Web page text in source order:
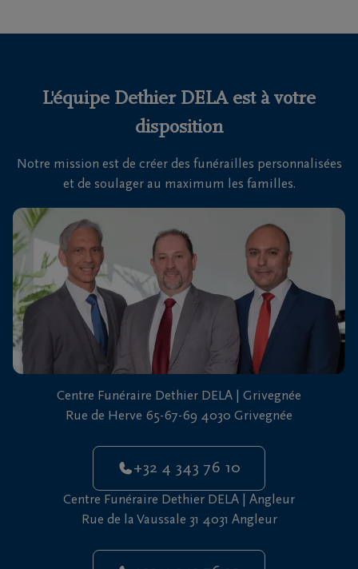
funéraires
fréquemment
Nous
sommes
là pour
vous
24h/24
+32
4
343
76
10
Grivegnée
L'équipe Dethier DELA est à votre
disposition
Notre mission est de créer des funérailles personnalisées
et de soulager au maximum les familles.
Centre Funéraire Dethier DELA | Grivegnée
Rue de Herve 65-67-69 4030 Grivegnée
+32 4 343 76 10
Centre Funéraire Dethier DELA | Angleur
Rue de la Vaussale 31 4031 Angleur